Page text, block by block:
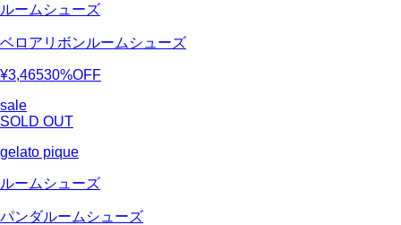
ルームシューズ
ベロアリボンルームシューズ
¥3,46530%OFF
sale
SOLD OUT
gelato pique
ルームシューズ
パンダルームシューズ